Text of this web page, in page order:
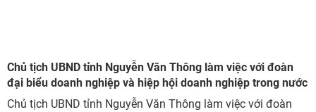
Chủ tịch UBND tỉnh Nguyễn Văn Thông làm việc với đoàn
đại biểu doanh nghiệp và hiệp hội doanh nghiệp trong nước
Chủ tịch UBND tỉnh Nguyễn Văn Thông làm việc với đoàn